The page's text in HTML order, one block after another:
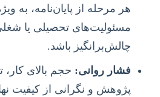
هر مرحله از پایان‌نامه، به
مسئولیت‌های تحصیلی یا
چالش‌برانگیز باشد.
فشار روانی: حجم بالای کار،
پژوهش و نگرانی از کیفیت